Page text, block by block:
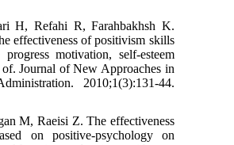
19. Barkhordari H, Refahi R,
Investigating the effectiveness of
trainingon the progress motivation,
and happiness of. Journal of New
Educational Administration.
20. Assarzadegan M, Raeisi Z. The
of training based on positive-